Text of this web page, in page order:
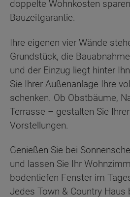
doppelte Wohnkosten
Bauzeitgarantie.
Ihre eigenen vier Wände
Grundstück, die
und der Einzug liegt hinter
Sie Ihrer Außenanlage Ihre
schenken. Ob Obstbäume,
Terrasse – gestalten Sie
Vorstellungen.
Genießen Sie bei
und lassen Sie Ihr
bodentiefen Fenster im
Jedes Town & Country Haus